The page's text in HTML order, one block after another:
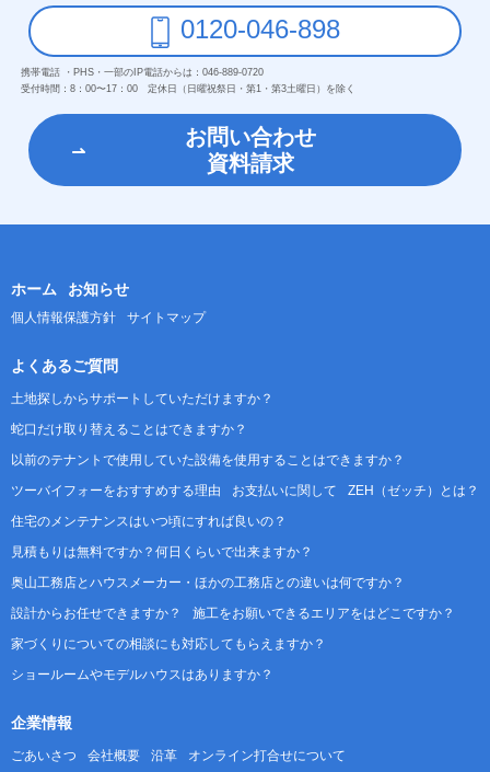
0120-046-898
お問い合わせ
資料請求
携帯電話 ・PHS・一部のIP電話からは： 046-889-0720
受付時間： 8：00〜17：00 定休日（日曜祝祭日・第1・第3土曜日）を除く
ホーム お知らせ
個人情報保護方針 サイトマップ
よくあるご質問
土地探しからサポートしていただけますか？
蛇口だけ取り替えることはできますか？
以前のテナントで使用していた設備を使用することはできますか？
ツーバイフォーをおすすめする理由
お支払いに関して
ZEH（ゼッチ）とは？
住宅のメンテナンスはいつ頃にすれば良いの？
見積もりは無料ですか？何日くらいで出来ますか？
奥山工務店とハウスメーカー・ほかの工務店との違いは何ですか？
設計からお任せできますか？
施工をお願いできるエリアをはどこですか？
家づくりについての相談にも対応してもらえますか？
ショールームやモデルハウスはありますか？
企業情報
ごあいさつ 会社概要 沿革 オンライン打合せについて